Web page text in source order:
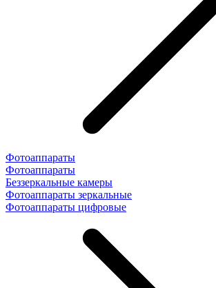
Фотоаппараты
Фотоаппараты
Беззеркальные камеры
Фотоаппараты зеркальные
Фотоаппараты цифровые